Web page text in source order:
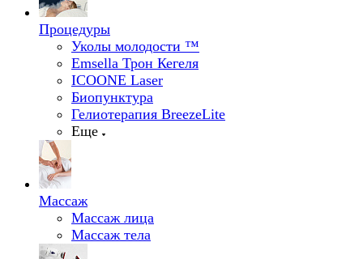
Процедуры
Уколы молодости ™
Emsella Трон Кегеля
ICOONE Laser
Биопунктура
Гелиотерапия BreezeLite
Еще
Массаж
Массаж лица
Массаж тела